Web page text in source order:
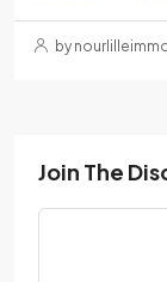
by
Join The